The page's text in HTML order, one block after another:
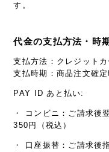
す。
代金の支払方法・時期
支払方法：クレジット
支払時期：商品注文確
PAY ID あと払い:
・ コンビニ：ご請求後
350円（税込）
・ 口座振替：ご請求後